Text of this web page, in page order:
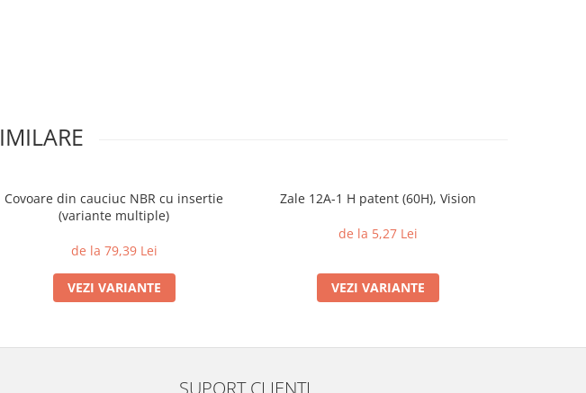
Covoare din cauciuc NBR cu insertie
(variante multiple)
de la 79,39 Lei
VEZI VARIANTE
Zale 12A-1 H patent (60H), Vision
de la 5,27 Lei
VEZI VARIANTE
SUPORT CLIENTI